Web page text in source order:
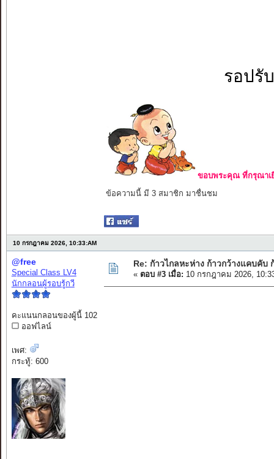
รอปรั
ขอบพระคุณ ที่กรุณาเ
ข้อความนี้ มี 3 สมาชิก มาชื่นชม
10 กรกฎาคม 2026, 10:33:AM
@free
Special Class LV4
นักกลอนผู้รอบรู้กวี
คะแนนกลอนของผู้นี้ 102
ออฟไลน์
เพศ:
กระทู้: 600
Re: กัาวไกลหะห่าง ก้าวกว้างแคบคับ
« ตอบ #3 เมื่อ: 10 กรกฎาคม 2026,